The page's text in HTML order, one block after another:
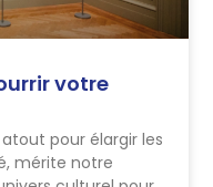
votre
pour élargir les
mérite notre